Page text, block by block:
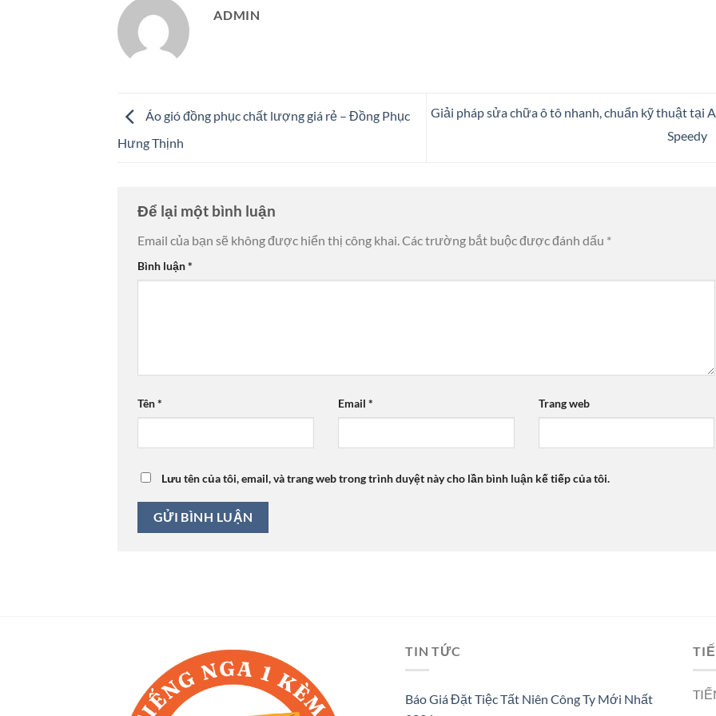
ADMIN
Áo gió đồng phục chất lượng giá rẻ – Đồng Phục
Hưng Thịnh
Giải pháp sửa chữa ô tô nhanh, chuẩn kỹ thuật tại
Speedy
Để lại một bình luận
Email của bạn sẽ không được hiển thị công khai.Các trường bắt buộc được đánh dấu *
Bình luận*
Tên* Email * Trang web
Lưu tên của tôi, email, và trang web trong trình duyệt này cho lần bình luận kế tiếp của tôi.
TIN TỨC
Báo Giá Đặt Tiệc Tất Niên Công Ty Mới Nhất